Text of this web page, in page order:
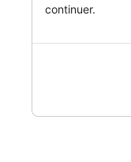
continuer.